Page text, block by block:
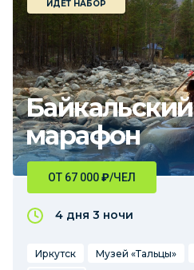
Байкальский
марафон
ИДЕТ НАБОР
ОТ 67 000₽/ЧЕЛ
4 дня 3 ночи
Иркутск Музей «Тальцы»